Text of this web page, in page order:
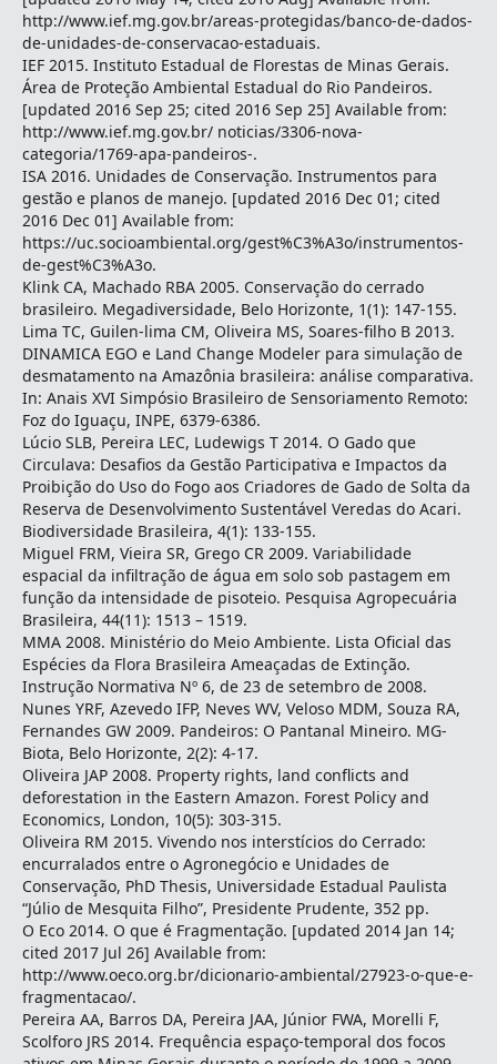
http://www.ief.mg.gov.br/areas-protegidas/banco-de-dados-
de-unidades-de-conservacao-estaduais.
IEF 2015. Instituto Estadual de Florestas de Minas Gerais.
Área de Proteção Ambiental Estadual do Rio Pandeiros.
[updated 2016 Sep 25; cited 2016 Sep 25] Available from:
http://www.ief.mg.gov.br/ noticias/3306-nova-
categoria/1769-apa-pandeiros-.
ISA 2016. Unidades de Conservação. Instrumentos para
gestão e planos de manejo. [updated 2016 Dec 01; cited
2016 Dec 01] Available from:
https://uc.socioambiental.org/gest%C3%A3o/instrumentos-
de-gest%C3%A3o.
Klink CA, Machado RBA 2005. Conservação do cerrado
brasileiro. Megadiversidade, Belo Horizonte, 1(1): 147-155.
Lima TC, Guilen-lima CM, Oliveira MS, Soares-filho B 2013.
DINAMICA EGO e Land Change Modeler para simulação de
desmatamento na Amazônia brasileira: análise comparativa.
In: Anais XVI Simpósio Brasileiro de Sensoriamento Remoto:
Foz do Iguaçu, INPE, 6379-6386.
Lúcio SLB, Pereira LEC, Ludewigs T 2014. O Gado que
Circulava: Desafios da Gestão Participativa e Impactos da
Proibição do Uso do Fogo aos Criadores de Gado de Solta da
Reserva de Desenvolvimento Sustentável Veredas do Acari.
Biodiversidade Brasileira, 4(1): 133-155.
Miguel FRM, Vieira SR, Grego CR 2009. Variabilidade
espacial da infiltração de água em solo sob pastagem em
função da intensidade de pisoteio. Pesquisa Agropecuária
Brasileira, 44(11): 1513 – 1519.
MMA 2008. Ministério do Meio Ambiente. Lista Oficial das
Espécies da Flora Brasileira Ameaçadas de Extinção.
Instrução Normativa Nº 6, de 23 de setembro de 2008.
Nunes YRF, Azevedo IFP, Neves WV, Veloso MDM, Souza RA,
Fernandes GW 2009. Pandeiros: O Pantanal Mineiro. MG-
Biota, Belo Horizonte, 2(2): 4-17.
Oliveira JAP 2008. Property rights, land conflicts and
deforestation in the Eastern Amazon. Forest Policy and
Economics, London, 10(5): 303-315.
Oliveira RM 2015. Vivendo nos interstícios do Cerrado:
encurralados entre o Agronegócio e Unidades de
Conservação, PhD Thesis, Universidade Estadual Paulista
“Júlio de Mesquita Filho”, Presidente Prudente, 352 pp.
O Eco 2014. O que é Fragmentação. [updated 2014 Jan 14;
cited 2017 Jul 26] Available from:
http://www.oeco.org.br/dicionario-ambiental/27923-o-que-e-
fragmentacao/.
Pereira AA, Barros DA, Pereira JAA, Júnior FWA, Morelli F,
Scolforo JRS 2014. Frequência espaço-temporal dos focos